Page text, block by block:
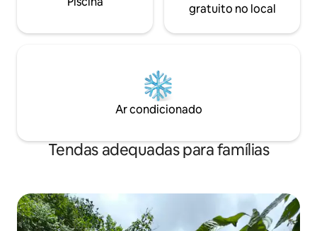
gratuito no local
Ar condicionado
Tendas adequadas para famílias